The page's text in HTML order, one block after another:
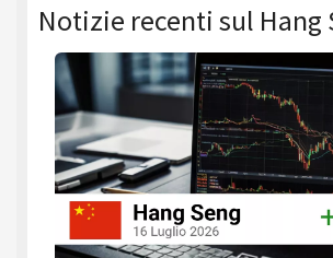
Notizie recenti sul Hang